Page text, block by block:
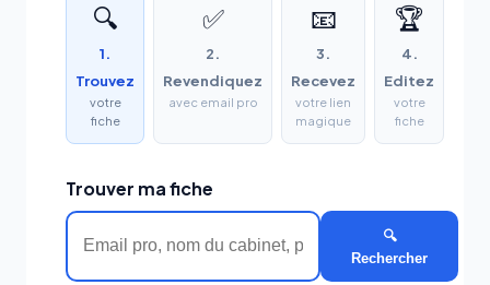
🔍
1.
Trouvez
votre
fiche
✅
2.
Revendiquez
avec email pro
📧
3.
Recevez
votre lien
magique
🏆
4.
Editez
votre
fiche
Trouver ma fiche
🔍
Rechercher